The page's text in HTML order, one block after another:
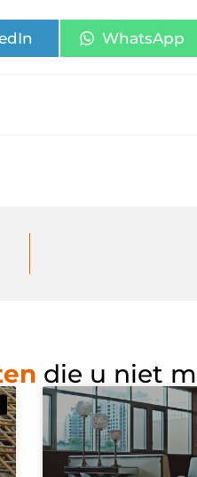
WhatsApp
die u niet